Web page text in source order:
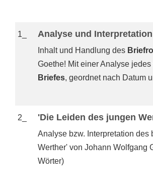
1_ Analyse und
Inhalt und Handlung des
Goethe! Mit einer Analyse
Briefes, geordnet nach Datum
2_ 'Die Leiden des jungen
Analyse bzw. Interpretation
Werther' von Johann Wolfgang
Wörter)